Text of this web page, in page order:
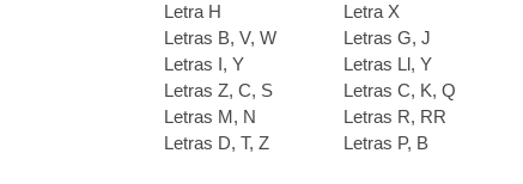
Letra H
Letra X
Letras B, V, W
Letras G, J
Letras I, Y
Letras Ll, Y
Letras Z, C, S
Letras C, K, Q
Letras M, N
Letras R, RR
Letras D, T, Z
Letras P, B